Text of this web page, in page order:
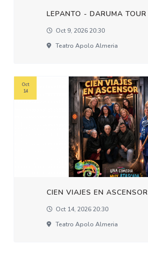
LEPANTO - DARUMA TOUR
Oct 9, 2026 20:30
Teatro Apolo Almeria
CIEN VIAJES EN ASCENSOR
Oct 14, 2026 20:30
Teatro Apolo Almeria
Oct
14